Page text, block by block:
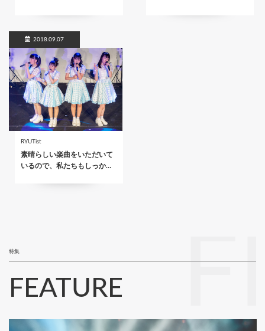
2018.09.07
RYUTist
素晴らしい楽曲をいただいて
いるので、私たちもしっか…
特集
FEATURE